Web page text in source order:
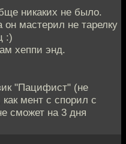
никаких не было.
он мастерил не тарелку
:)
хеппи энд.
"Пацифист" (не
мент с спорил с
сможет на 3 дня